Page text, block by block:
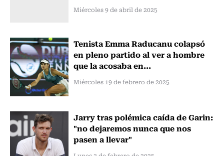
Miércoles 9 de abril de 2025
Tenista Emma Raducanu colapsó
en pleno partido al ver a hombre
que la acosaba en...
Miércoles 19 de febrero de 2025
Jarry tras polémica caída de Garin:
"no dejaremos nunca que nos
pasen a llevar"